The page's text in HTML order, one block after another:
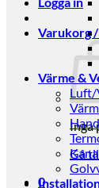
Varukorg /
Inga
Gå
0
Värme &
Luft/